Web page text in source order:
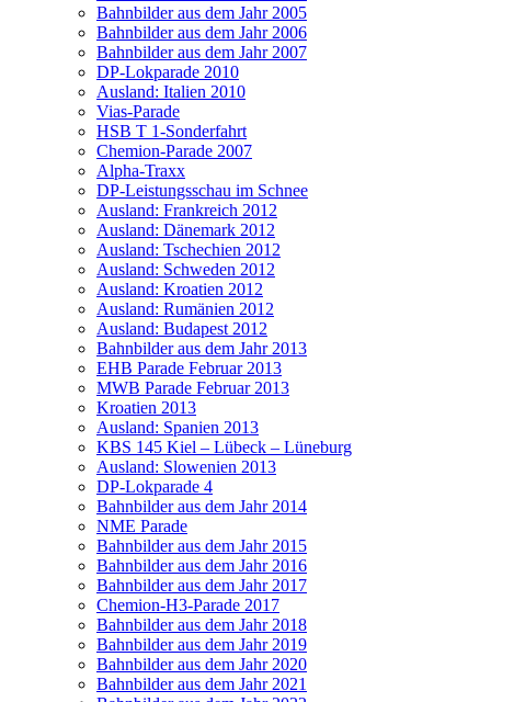
Bahnbilder aus dem Jahr 2005
Bahnbilder aus dem Jahr 2006
Bahnbilder aus dem Jahr 2007
DP-Lokparade 2010
Ausland: Italien 2010
Vias-Parade
HSB T 1-Sonderfahrt
Chemion-Parade 2007
Alpha-Traxx
DP-Leistungsschau im Schnee
Ausland: Frankreich 2012
Ausland: Dänemark 2012
Ausland: Tschechien 2012
Ausland: Schweden 2012
Ausland: Kroatien 2012
Ausland: Rumänien 2012
Ausland: Budapest 2012
Bahnbilder aus dem Jahr 2013
EHB Parade Februar 2013
MWB Parade Februar 2013
Kroatien 2013
Ausland: Spanien 2013
KBS 145 Kiel – Lübeck – Lüneburg
Ausland: Slowenien 2013
DP-Lokparade 4
Bahnbilder aus dem Jahr 2014
NME Parade
Bahnbilder aus dem Jahr 2015
Bahnbilder aus dem Jahr 2016
Bahnbilder aus dem Jahr 2017
Chemion-H3-Parade 2017
Bahnbilder aus dem Jahr 2018
Bahnbilder aus dem Jahr 2019
Bahnbilder aus dem Jahr 2020
Bahnbilder aus dem Jahr 2021